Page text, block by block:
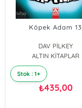
Köpek Adam 13
DAV PİLKEY
ALTIN KİTAPLAR
Stok : 1+
₺435,00